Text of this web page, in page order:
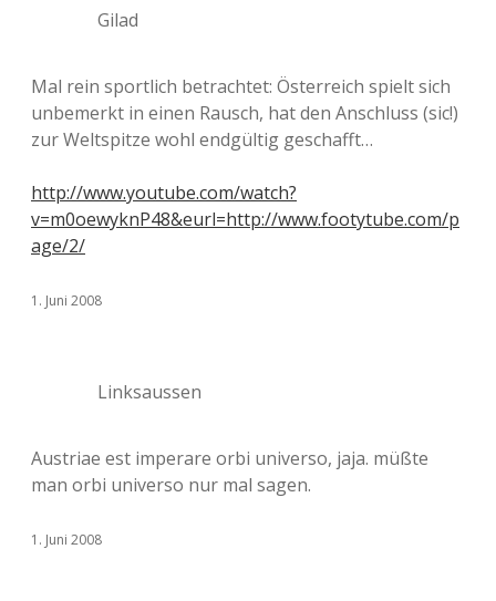
Gilad
Mal rein sportlich betrachtet: Österreich spielt sich
unbemerkt in einen Rausch, hat den Anschluss (sic!)
zur Weltspitze wohl endgültig geschafft…
http://www.youtube.com/watch?
v=m0oewyknP48&eurl=http://www.footytube.com/p
age/2/
1. Juni 2008
Linksaussen
Austriae est imperare orbi universo, jaja. müßte
man orbi universo nur mal sagen.
1. Juni 2008